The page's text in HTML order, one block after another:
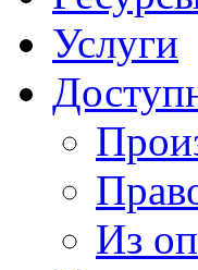
Услуги
Из